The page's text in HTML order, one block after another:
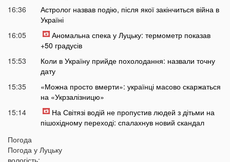
16:36
Астролог назвав подію, після якої закінчиться війна в
Україні
16:05
Аномальна спека у Луцьку: термометр показав
+50 градусів
15:53
Коли в Україну прийде похолодання: назвали точну
дату
15:35
«Можна просто вмерти»: українці масово скаржаться
на «Укрзалізницю»
15:14
На Світязі водій не пропустив людей з дітьми на
пішохідному переході: спалахнув новий скандал
14:46
загрозою
Погода
Погода у Луцьку